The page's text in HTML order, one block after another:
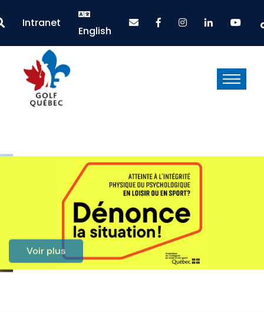
Intranet
English
Voir plus